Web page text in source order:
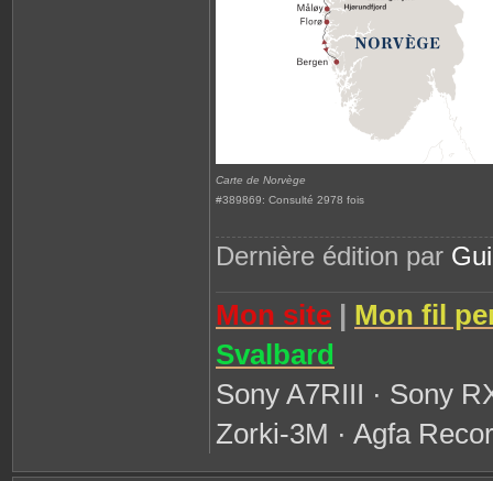
Carte de Norvège
#389869: Consulté 2978 fois
Dernière édition par
Mon site | Mon fil
Svalbard
Sony A7RIII · Sony
Zorki-3M · Agfa